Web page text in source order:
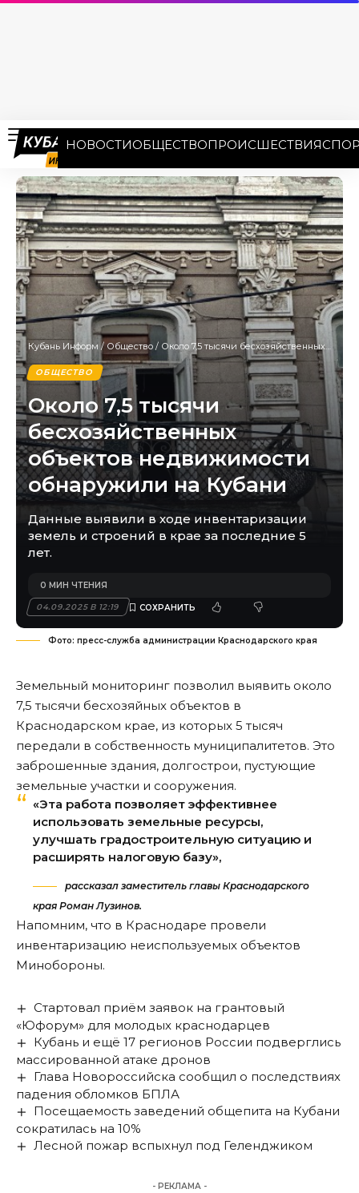
НОВОСТИОБЩЕСТВОПРОИСШЕСТВИЯ
Кубань Информ /Общество / Около 7,5 тысячи бесхозяйственных объектов недвижимости обнаружили на Кубани
ОБЩЕСТВО
Около 7,5 тысячи
бесхозяйственных
объектов недвижимости
обнаружили на Кубани
Данные выявили в ходе инвентаризации
земель и строений в крае за последние 5
лет.
04.09.2025 В 12:19
0 МИН ЧТЕНИЯ
Фото: пресс-служба администрации Краснодарского края
Земельный мониторинг позволил выявить около
7,5 тысячи бесхозяйных объектов в
Краснодарском крае, из которых 5 тысяч
передали в собственность муниципалитетов. Это
заброшенные здания, долгострои, пустующие
земельные участки и сооружения.
«Эта работа позволяет эффективнее
использовать земельные ресурсы,
улучшать градостроительную ситуацию и
расширять налоговую базу»,
рассказал заместитель главы Краснодарского
края Роман Лузинов.
Напомним, что в Краснодаре провели
инвентаризацию неиспользуемых объектов
Минобороны.
Стартовал приём заявок на грантовый
«Юфорум» для молодых краснодарцев
Кубань и ещё 17 регионов России подверглись
массированной атаке дронов
Глава Новороссийска сообщил о последствиях
падения обломков БПЛА
Посещаемость заведений общепита на Кубани
сократилась на 10%
Лесной пожар вспыхнул под Геленджиком
- РЕКЛАМА -